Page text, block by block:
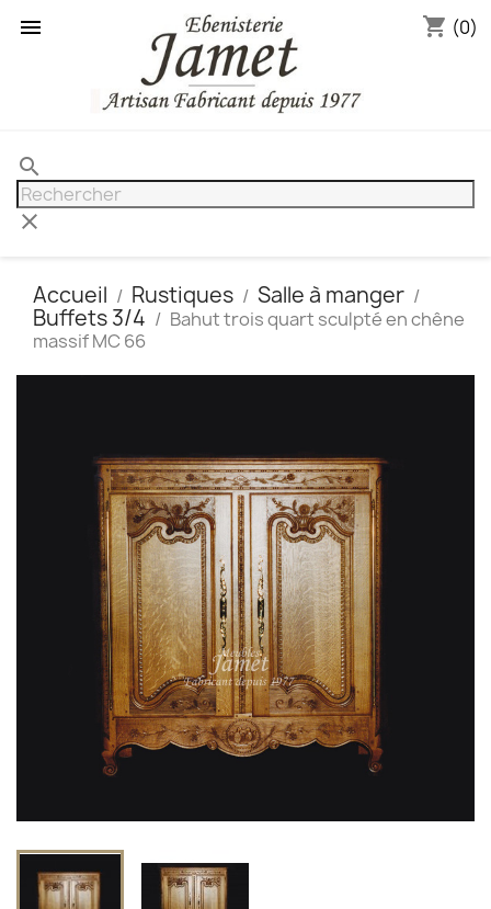
 shopping_cart (0)
search
clear
Accueil Rustiques
Salle à manger
Buffets 3/4
Bahut trois quart sculpté en chêne
massif MC 66